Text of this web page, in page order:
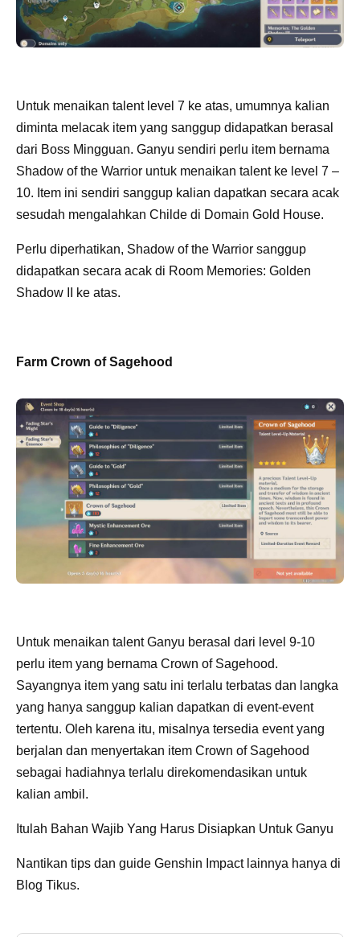
Untuk menaikan talent level 7 ke atas, umumnya kalian
diminta melacak item yang sanggup didapatkan berasal
dari Boss Mingguan. Ganyu sendiri perlu item bernama
Shadow of the Warrior untuk menaikan talent ke level 7 –
10. Item ini sendiri sanggup kalian dapatkan secara acak
sesudah mengalahkan Childe di Domain Gold House.
Perlu diperhatikan, Shadow of the Warrior sanggup
didapatkan secara acak di Room Memories: Golden
Shadow II ke atas.
Farm Crown of Sagehood
Untuk menaikan talent Ganyu berasal dari level 9-10
perlu item yang bernama Crown of Sagehood.
Sayangnya item yang satu ini terlalu terbatas dan langka
yang hanya sanggup kalian dapatkan di event-event
tertentu. Oleh karena itu, misalnya tersedia event yang
berjalan dan menyertakan item Crown of Sagehood
sebagai hadiahnya terlalu direkomendasikan untuk
kalian ambil.
Itulah Bahan Wajib Yang Harus Disiapkan Untuk Ganyu
Nantikan tips dan guide Genshin Impact lainnya hanya di
Blog Tikus.